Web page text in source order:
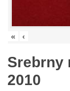
« ‹
Srebrny
2010